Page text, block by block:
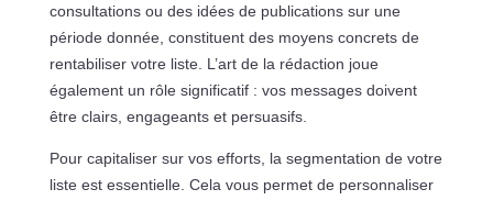
consultations ou des idées de publications sur une
période donnée, constituent des moyens concrets de
rentabiliser votre liste. L’art de la rédaction joue
également un rôle significatif : vos messages doivent
être clairs, engageants et persuasifs.
Pour capitaliser sur vos efforts, la segmentation de votre
liste est essentielle. Cela vous permet de personnaliser